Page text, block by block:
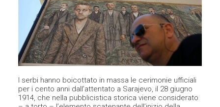
I serbi hanno boicottato in massa le cerimonie ufficiali
per i cento anni dall’attentato a Sarajevo, il 28 giugno
1914, che nella pubblicistica storica viene considerato